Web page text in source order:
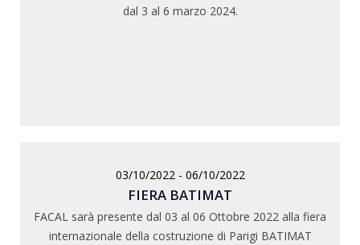
dal 3 al 6 marzo 2024.
03/10/2022 - 06/10/2022
FIERA BATIMAT
FACAL sarà presente dal 03 al 06 Ottobre 2022 alla fiera
internazionale della costruzione di Parigi BATIMAT